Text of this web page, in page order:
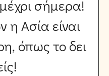
σήμερα!
Ασία είναι
όπως το δει